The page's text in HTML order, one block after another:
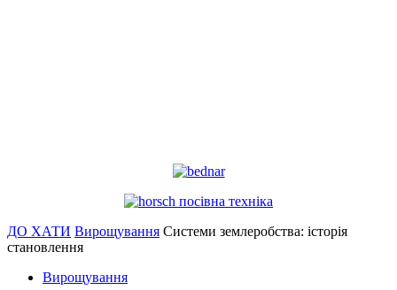
ДО ХАТИ Вирощування Системи землеробства: історія
становлення
Вирощування